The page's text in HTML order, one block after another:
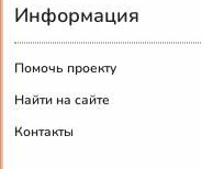
Информация
Помочь проекту
Найти на сайте
Контакты